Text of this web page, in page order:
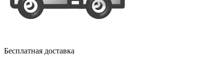
Бесплатная доставка